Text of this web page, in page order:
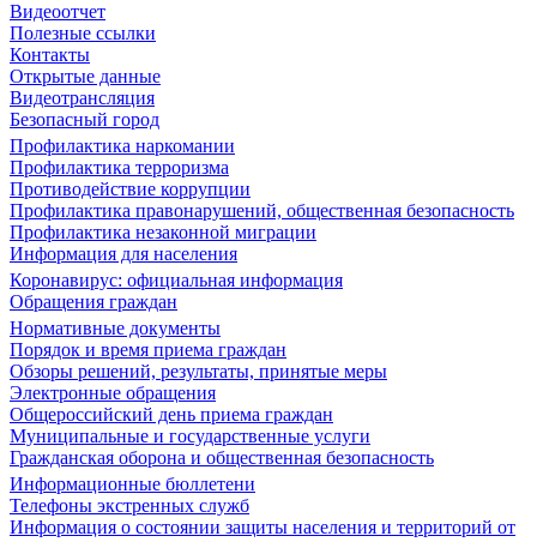
Видеоотчет
Полезные ссылки
Контакты
Открытые данные
Видеотрансляция
Безопасный город
Профилактика наркомании
Профилактика терроризма
Противодействие коррупции
Профилактика правонарушений, общественная безопасность
Профилактика незаконной миграции
Информация для населения
Коронавирус: официальная информация
Обращения граждан
Нормативные документы
Порядок и время приема граждан
Обзоры решений, результаты, принятые меры
Электронные обращения
Общероссийский день приема граждан
Муниципальные и государственные услуги
Гражданская оборона и общественная безопасность
Информационные бюллетени
Телефоны экстренных служб
Информация о состоянии защиты населения и территорий от